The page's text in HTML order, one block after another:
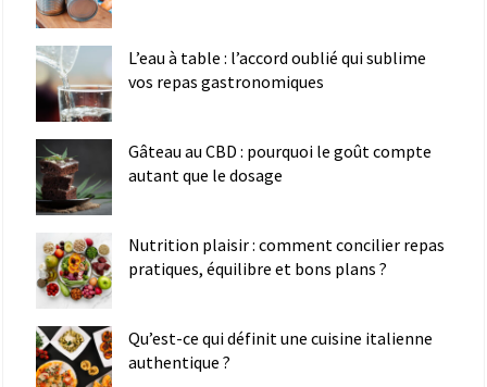
L’eau à table : l’accord oublié qui sublime
vos repas gastronomiques
Gâteau au CBD : pourquoi le goût compte
autant que le dosage
Nutrition plaisir : comment concilier repas
pratiques, équilibre et bons plans ?
Qu’est-ce qui définit une cuisine italienne
authentique ?